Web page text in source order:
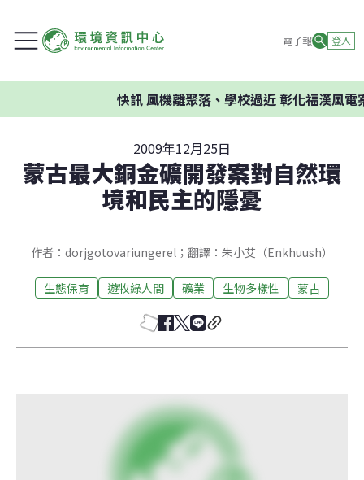
電子報 登入
快訊風機離聚落、學校過近 彰化福漢風電案
2009年12月25日
蒙古最大銅金礦開發案對自然環
境和民主的隱憂
作者：dorjgotovariungerel；翻譯：朱小艾（Enkhuush）
生態保育 遊牧綠人間 礦業 生物多樣性 蒙古